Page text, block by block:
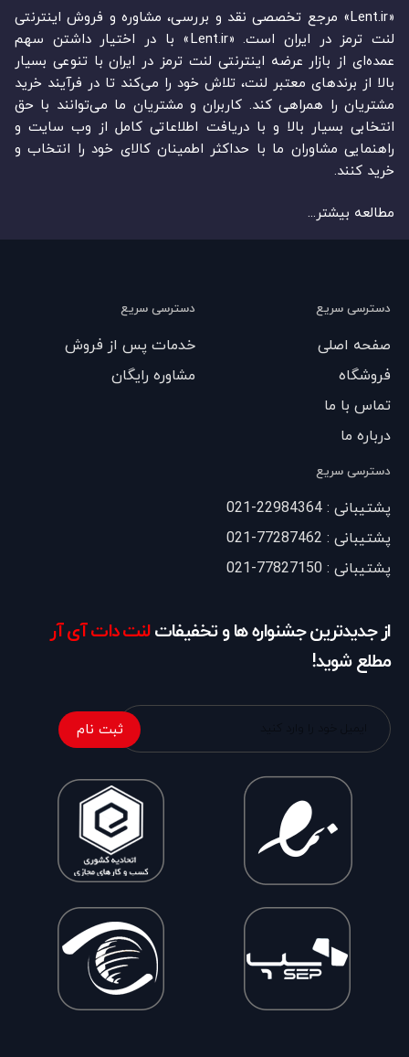
«Lent.ir» مرجع تخصصی نقد و بررسی، مشاوره و فروش اینترنتی
لنت ترمز در ایران است. «Lent.ir» با در اختیار داشتن سهم
عمده‏‌ای از بازار عرضه اینترنتی لنت ترمز در ایران با تنوعی بسیار
بالا از برندهای معتبر لنت، تلاش خود را می‌‏‏کند تا در فرآیند خرید
مشتریان را همراهی کند. کاربران و مشتریان ما می‏‏‌توانند با حق
انتخابی بسیار بالا و با دریافت اطلاعاتی کامل از وب سایت و
راهنمایی مشاوران ما با حداکثر اطمینان کالای خود را انتخاب و
خرید کنند.
مطالعه بیشتر...
دسترسی سریع
صفحه اصلی
فروشگاه
تماس با ما
درباره ما
دسترسی سریع
خدمات پس از فروش
مشاوره رایگان
دسترسی سریع
پشتیبانی : 22984364-021
پشتیبانی : 77287462-021
پشتیبانی : 77827150-021
از جدیدترین جشنواره ها و تخفیفاتلنت دات آی آر
مطلع شوید!
ثبت نام